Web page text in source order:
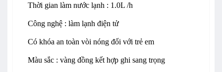
Thời gian làm nước lạnh : 1.0L /h
Công nghệ : làm lạnh điện tử
Có khóa an toàn vòi nóng đối với trẻ em
Màu sắc : vàng đồng kết hợp ghi sang trọng